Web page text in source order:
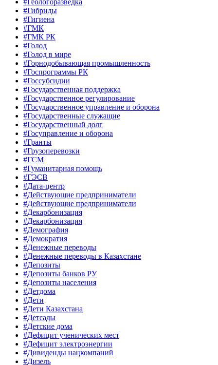
#Геологоразведка
#Гибриды
#Гигиена
#ГМК
#ГМК РК
#Голод
#Голод в мире
#Горнодобывающая промышленность
#Госпрограммы РК
#Госсубсидии
#Государственная поддержка
#Государственное регулирование
#Государственное управление и оборона
#Государственные служащие
#Государственный долг
#Госуправление и оборона
#Гранты
#Грузоперевозки
#ГСМ
#Гуманитарная помощь
#ГЭСВ
#Дата-центр
#Действующие предприниматели
#Действующие предприниматели
#Декарбонизация
#Декарбонизация
#Демография
#Демократия
#Денежные переводы
#Денежные переводы в Казахстане
#Депозиты
#Депозиты банков РУ
#Депозиты населения
#Детдома
#Дети
#Дети Казахстана
#Детсады
#Детские дома
#Дефицит ученических мест
#Дефицит электроэнергии
#Дивиденды нацкомпаний
#Дизель